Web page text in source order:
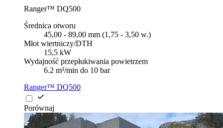
Ranger™ DQ500
Średnica otworu
45,00 - 89,00 mm (1,75 - 3,50 w.)
Młot wiertniczy/DTH
15,5 kW
Wydajność przepłukiwania powietrzem
6.2 m³/min do 10 bar
Ranger™ DQ500
Porównaj